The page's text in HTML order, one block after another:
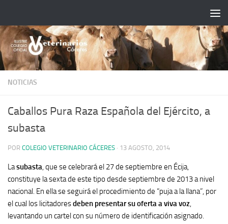
NOTICIAS
Caballos Pura Raza Española del Ejército, a
subasta
POR COLEGIO VETERINARIO CÁCERES · 13 AGOSTO, 2014
Lasubasta , que se celebrará el 27 de septiembre en Écija,
constituye la sexta de este tipo desde septiembre de 2013 a nivel
nacional. En ella se seguirá el procedimiento de “puja a la llana”, por
el cual los licitadoresdeben presentar su oferta a viva voz
levantando un cartel con su número de identificación asignado.